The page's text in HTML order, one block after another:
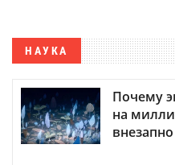
НАУКА
Почему
на